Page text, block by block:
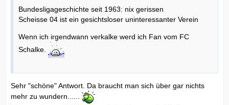
Bundesligageschichte seit 1963: nix gerissen
Scheisse 04 ist ein gesichtsloser uninteressanter Verein
Wenn ich irgendwann verkalke werd ich Fan vom FC
Schalke.
Sehr "schöne" Antwort. Da braucht man sich über gar nichts
mehr zu wundern......